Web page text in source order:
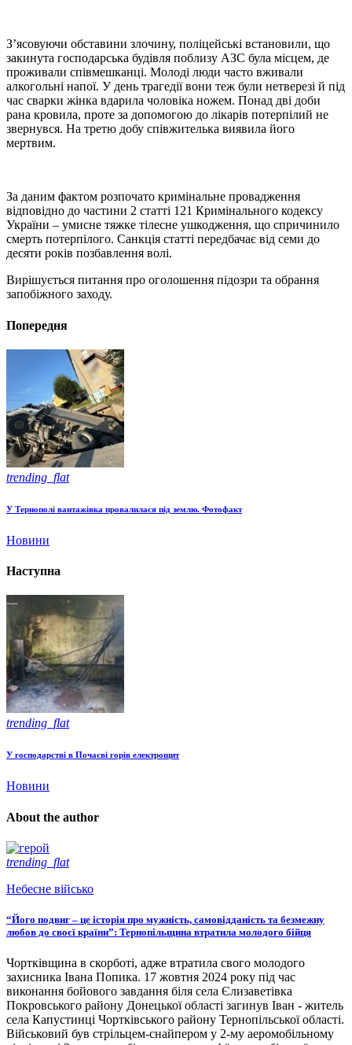
З’ясовуючи обставини злочину, поліцейські встановили, що
закинута господарська будівля поблизу АЗС була місцем, де
проживали співмешканці. Молоді люди часто вживали
алкогольні напої. У день трагедії вони теж були нетверезі й під
час сварки жінка вдарила чоловіка ножем. Понад дві доби
рана кровила, проте за допомогою до лікарів потерпілий не
звернувся. На третю добу співжителька виявила його
мертвим.
За даним фактом розпочато кримінальне провадження
відповідно до частини 2 статті 121 Кримінального кодексу
України – умисне тяжке тілесне ушкодження, що спричинило
смерть потерпілого. Санкція статті передбачає від семи до
десяти років позбавлення волі.
Вирішується питання про оголошення підозри та обрання
запобіжного заходу.
Попередня
trending_flat
У Тернополі вантажівка провалилася під землю. Фотофакт
Новини
Наступна
trending_flat
У господарстві в Почаєві горів електрощит
Новини
About the author
trending_flat
Небесне військо
“Його подвиг – це історія про мужність, самовідданість та безмежну
любов до своєї країни”: Тернопільщина втратила молодого бійця
Чортківщина в скорботі, адже втратила свого молодого
захисника Івана Попика. 17 жовтня 2024 року під час
виконання бойового завдання біля села Єлизаветівка
Покровського району Донецької області загинув Іван - житель
села Капустинці Чортківського району Тернопільської області.
Військовий був стрільцем-снайпером у 2-му аеромобільному